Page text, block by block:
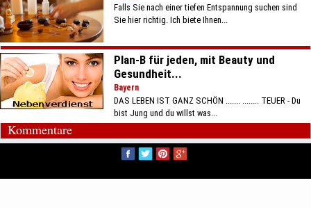
Falls Sie nach einer tiefen Entspannung suchen sind
Sie hier richtig. Ich biete Ihnen...
Plan-B für jeden, mit Beauty und
Gesundheit...
Bayern
DAS LEBEN IST GANZ SCHÖN ....... ........ TEUER - Du
bist Jung und du willst was...
Kommentare